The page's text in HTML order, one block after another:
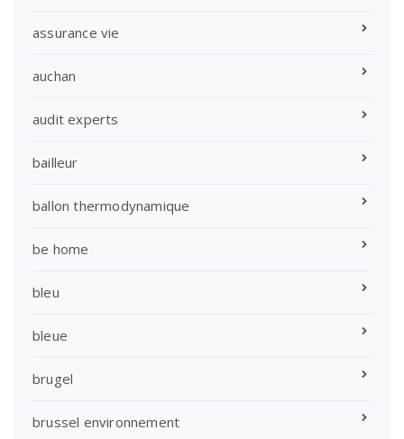
assurance vie
auchan
audit experts
bailleur
ballon thermodynamique
be home
bleu
bleue
brugel
brussel environnement